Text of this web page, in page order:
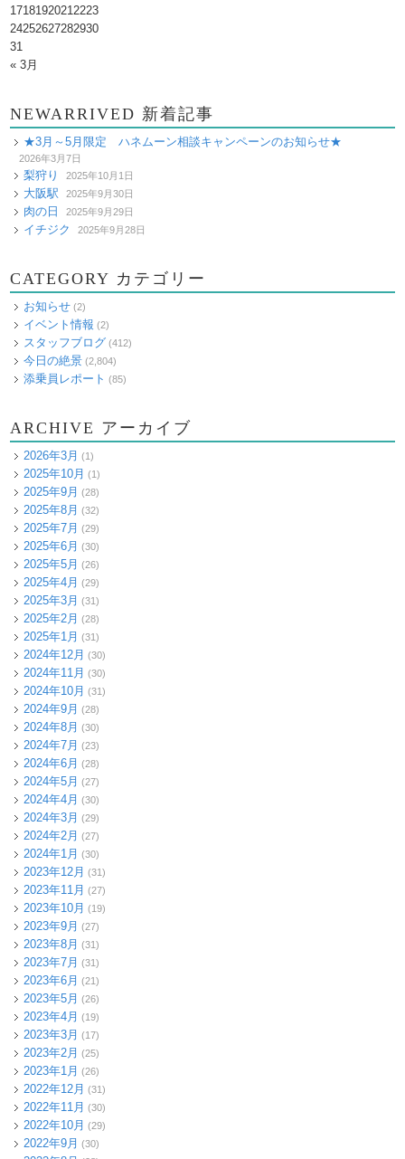
1718192021 2223
24252627282930
31
« 3月
NEWARRIVED 新着記事
★3月～5月限定 ハネムーン相談キャンペーンのお知らせ★
2026年3月7日
梨狩り 2025年10月1日
大阪駅 2025年9月30日
肉の日 2025年9月29日
イチジク 2025年9月28日
CATEGORY カテゴリー
お知らせ (2)
イベント情報 (2)
スタッフブログ (412)
今日の絶景 (2,804)
添乗員レポート (85)
ARCHIVE アーカイブ
2026年3月 (1)
2025年10月 (1)
2025年9月 (28)
2025年8月 (32)
2025年7月 (29)
2025年6月 (30)
2025年5月 (26)
2025年4月 (29)
2025年3月 (31)
2025年2月 (28)
2025年1月 (31)
2024年12月 (30)
2024年11月 (30)
2024年10月 (31)
2024年9月 (28)
2024年8月 (30)
2024年7月 (23)
2024年6月 (28)
2024年5月 (27)
2024年4月 (30)
2024年3月 (29)
2024年2月 (27)
2024年1月 (30)
2023年12月 (31)
2023年11月 (27)
2023年10月 (19)
2023年9月 (27)
2023年8月 (31)
2023年7月 (31)
2023年6月 (21)
2023年5月 (26)
2023年4月 (19)
2023年3月 (17)
2023年2月 (25)
2023年1月 (26)
2022年12月 (31)
2022年11月 (30)
2022年10月 (29)
2022年9月 (30)